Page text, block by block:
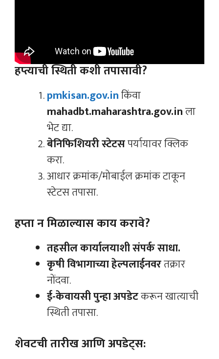
हप्त्याची स्थिती कशी तपासावी?
pmkisan.gov.inकिंवा
mahadbt.maharashtra.gov.inला
भेट द्या.
बेनिफिशियरी स्टेटसपर्यायावर क्लिक
करा.
आधार क्रमांक/मोबाईल क्रमांक टाकून
स्टेटस तपासा.
हप्ता न मिळाल्यास काय करावे?
तहसील कार्यालयाशी संपर्क साधा.
कृषी विभागाच्या हेल्पलाईनवरतक्रार
नोंदवा.
ई-केवायसी पुन्हा अपडेटकरून खात्याची
स्थिती तपासा.
शेवटची तारीख आणि अपडेट्स: